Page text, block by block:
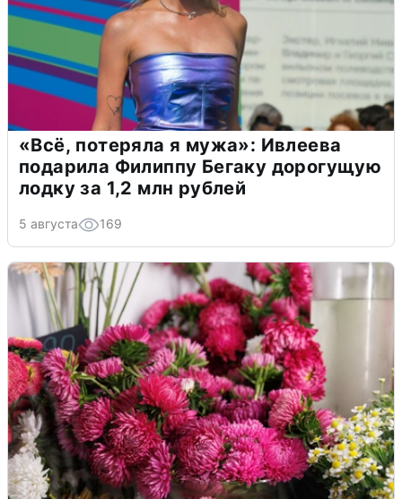
«Всё, потеряла я мужа»: Ивлеева
подарила Филиппу Бегаку дорогущую
лодку за 1,2 млн рублей
5 августа 169